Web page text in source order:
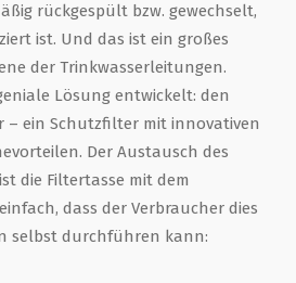
rückgespült bzw. gewechselt,
ist. Und das ist ein großes
der Trinkwasserleitungen.
Lösung entwickelt: den
– ein Schutzfilter mit innovativen
Der Austausch des
die Filtertasse mit dem
dass der Verbraucher dies
selbst durchführen kann: